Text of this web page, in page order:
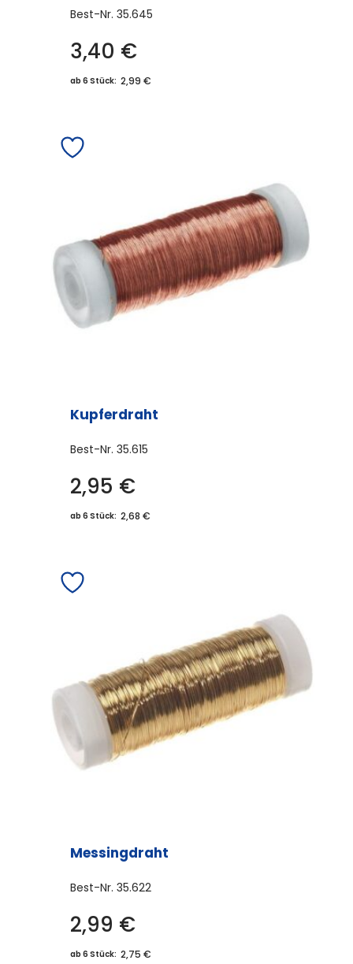
Best-Nr. 35.645
3,40 €
ab 6 Stück: 2,99 €
Optionen
können
auf
der
Produktseite
Kupferdraht
Best-Nr. 35.615
2,95 €
ab 6 Stück: 2,68 €
Messingdraht
Best-Nr. 35.622
2,99 €
ab 6 Stück: 2,75 €